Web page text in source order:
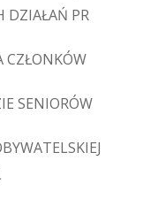
DZIAŁAŃ PR
CZŁONKÓW
SENIORÓW